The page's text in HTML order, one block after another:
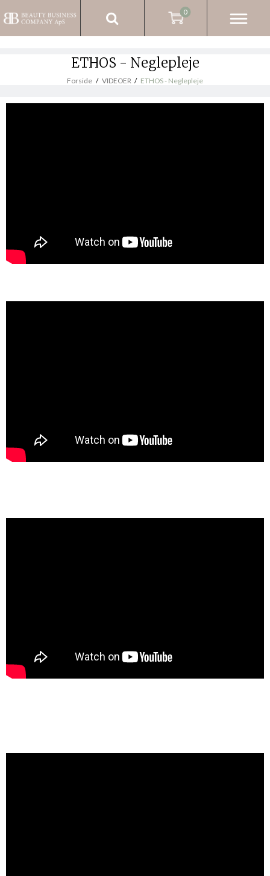
ETHOS - Neglepleje
Forside / VIDEOER / ETHOS - Neglepleje
0